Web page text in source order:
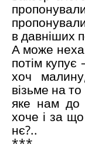
в давніших
А може
потім
хоч
візьме на
яке нам до
хоче і за
нє?..
***